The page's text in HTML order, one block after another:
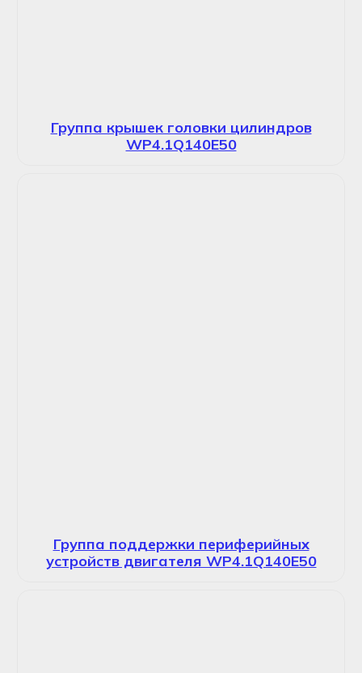
Группа крышек головки цилиндров
WP4.1Q140E50
Группа поддержки периферийных
устройств двигателя WP4.1Q140E50